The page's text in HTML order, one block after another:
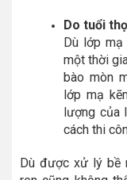
Do tuổi
Dù lớp
một thời
bào mòn
lớp mạ
lượng của
cách thi
Dù được xử lý bề